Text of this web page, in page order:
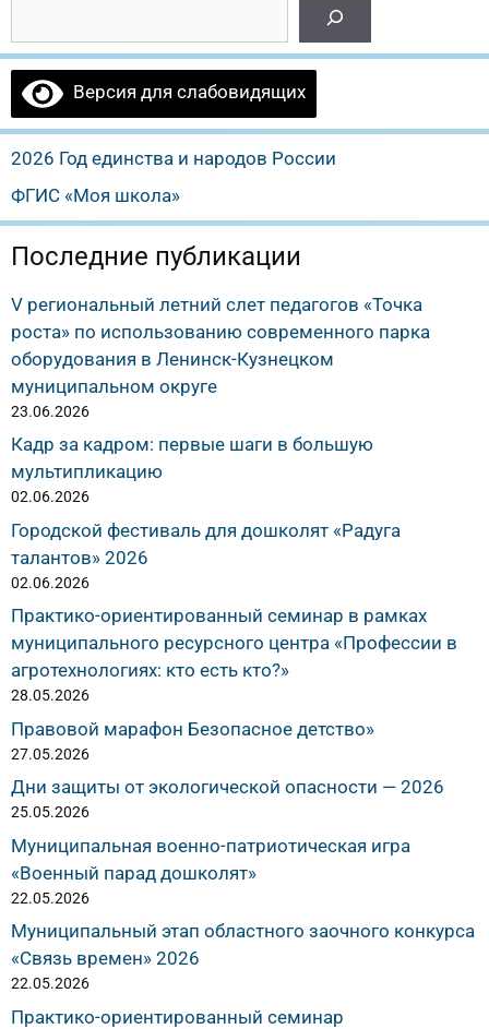
Версия для слабовидящих
2026 Год единства и народов России
ФГИС «Моя школа»
Последние публикации
V региональный летний слет педагогов «Точка
роста» по использованию современного парка
оборудования в Ленинск-Кузнецком
муниципальном округе
23.06.2026
Кадр за кадром: первые шаги в большую
мультипликацию
02.06.2026
Городской фестиваль для дошколят «Радуга
талантов» 2026
02.06.2026
Практико-ориентированный семинар в рамках
муниципального ресурсного центра «Профессии в
агротехнологиях: кто есть кто?»
28.05.2026
Правовой марафон Безопасное детство»
27.05.2026
Дни защиты от экологической опасности — 2026
25.05.2026
Муниципальная военно-патриотическая игра
«Военный парад дошколят»
22.05.2026
Муниципальный этап областного заочного конкурса
«Связь времен» 2026
22.05.2026
Практико-ориентированный семинар